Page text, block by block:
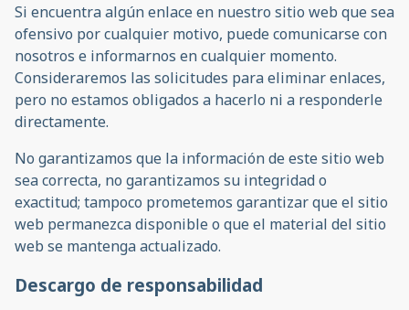
Si encuentra algún enlace en nuestro sitio web que sea
ofensivo por cualquier motivo, puede comunicarse con
nosotros e informarnos en cualquier momento.
Consideraremos las solicitudes para eliminar enlaces,
pero no estamos obligados a hacerlo ni a responderle
directamente.
No garantizamos que la información de este sitio web
sea correcta, no garantizamos su integridad o
exactitud; tampoco prometemos garantizar que el sitio
web permanezca disponible o que el material del sitio
web se mantenga actualizado.
Descargo de responsabilidad